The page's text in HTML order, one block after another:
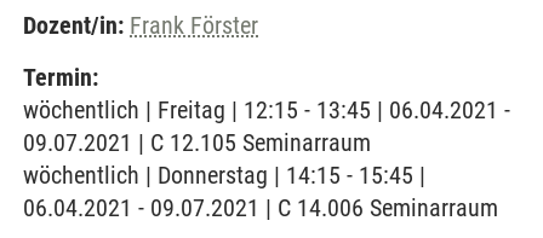
Dozent/in: Frank Förster
Termin:
wöchentlich | Freitag | 12:15 - 13:45 | 06.04.2021 -
09.07.2021 | C 12.105 Seminarraum
wöchentlich | Donnerstag | 14:15 - 15:45 |
06.04.2021 - 09.07.2021 | C 14.006 Seminarraum